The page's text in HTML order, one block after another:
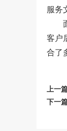
服务
客户
合了
上一
下一